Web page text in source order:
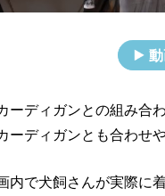
ーディガンとの組み合
ーディガンとも合わせ
内で犬飼さんが実際に